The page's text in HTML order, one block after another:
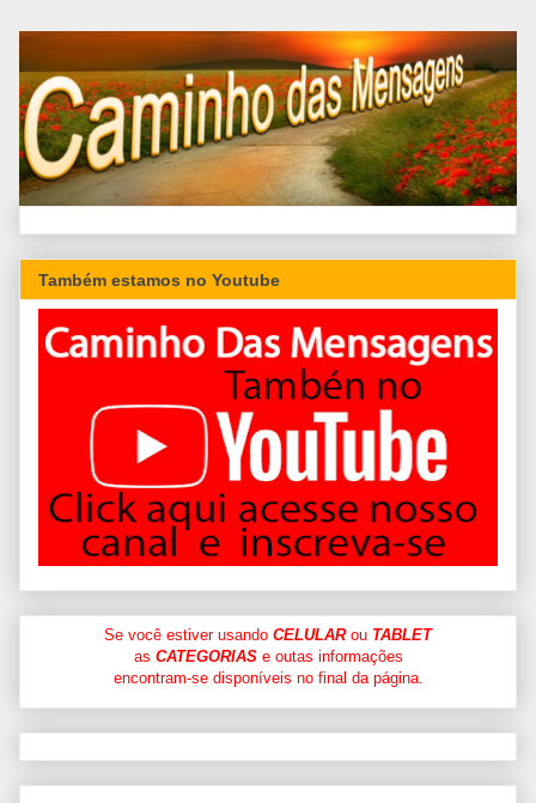
Também estamos no Youtube
Se você estiver usando CELULARou TABLET
as CATEGORIASe outas informações
encontram-se disponíveis no final da página.